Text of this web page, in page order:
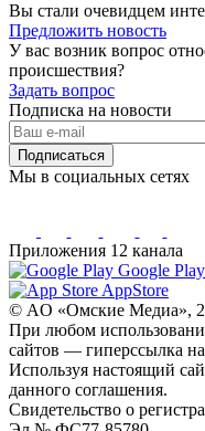
Вы стали очевидцем
Предложить новость
У вас возник вопрос
происшествия?
Задать вопрос
Подписка на новости
Подписаться
Мы в социальных сетях
Приложения 12 канала
Google Play
AppStore
© AO «Омские Медиа»,
При любом
сайтов — гиперссылка на
Используя настоящий
данного соглашения.
Свидетельство о